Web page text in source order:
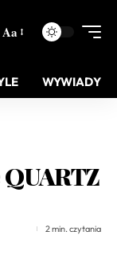
Aa
WYWIADY
2 min. czytania